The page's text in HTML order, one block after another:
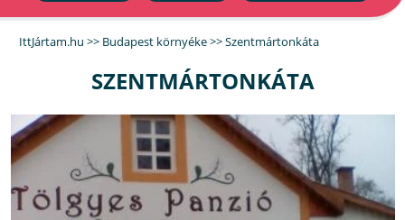
IttJártam.hu >> Budapest környéke>>Szentmártonkáta
SZENTMÁRTONKÁTA